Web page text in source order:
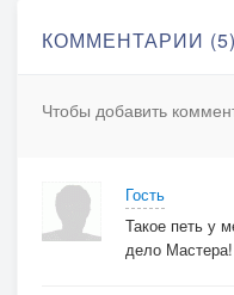
КОММЕНТАРИИ (5)
Чтобы добавить
Гость
Такое петь у
дело Мастера!